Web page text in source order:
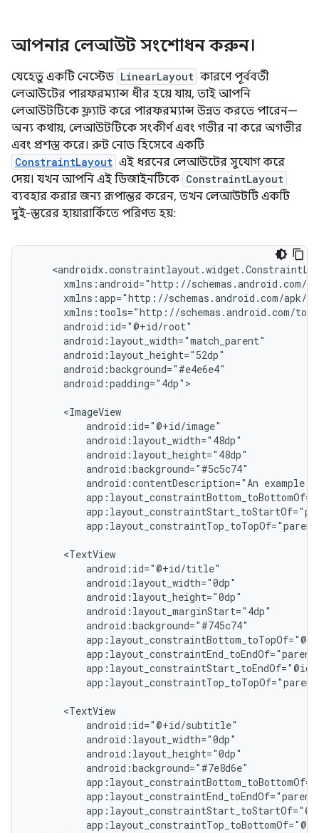
আপনার লেআউট সংশোধন করুন।
যেহেতু একটি নেস্টেড LinearLayout কারণে পূর্ববর্তী
লেআউটের পারফরম্যান্স ধীর হয়ে যায়, তাই আপনি
লেআউটটিকে ফ্ল্যাট করে পারফরম্যান্স উন্নত করতে পারেন—
অন্য কথায়, লেআউটটিকে সংকীর্ণ এবং গভীর না করে অগভীর
এবং প্রশস্ত করে। রুট নোড হিসেবে একটি
ConstraintLayout এই ধরনের লেআউটের সুযোগ করে
দেয়। যখন আপনি এই ডিজাইনটিকে ConstraintLayout
ব্যবহার করার জন্য রূপান্তর করেন, তখন লেআউটটি একটি
দুই-স্তরের হায়ারার্কিতে পরিণত হয়:
android:padding="4dp">
android:contentDescription="An example